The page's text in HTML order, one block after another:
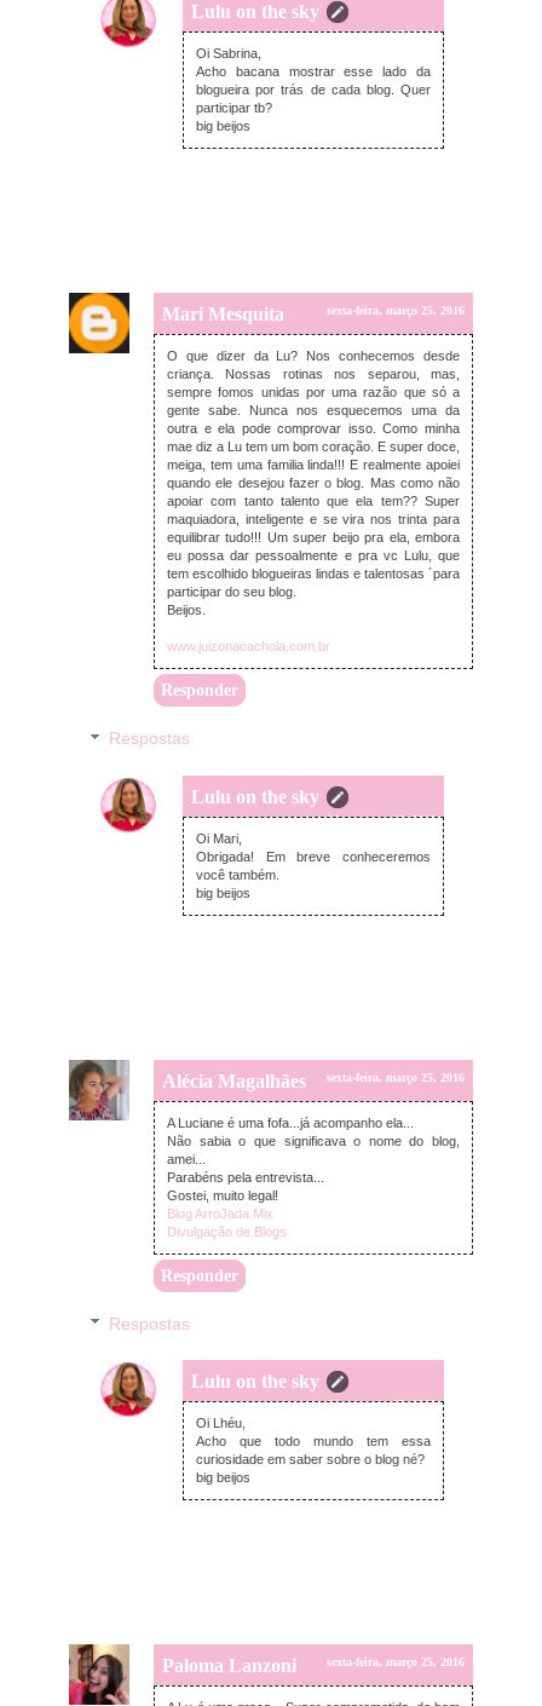
Lulu on the sky
sexta-feira, março 25, 2016
Oi Sabrina,
Acho bacana mostrar esse lado da
blogueira por trás de cada blog. Quer
participar tb?
big beijos
Mari Mesquita sexta-feira, março 25, 2016
O que dizer da Lu? Nos conhecemos desde
criança. Nossas rotinas nos separou, mas,
sempre fomos unidas por uma razão que só a
gente sabe. Nunca nos esquecemos uma da
outra e ela pode comprovar isso. Como minha
mae diz a Lu tem um bom coração. E super doce,
meiga, tem uma familia linda!!! E realmente apoiei
quando ele desejou fazer o blog. Mas como não
apoiar com tanto talento que ela tem?? Super
maquiadora, inteligente e se vira nos trinta para
equilibrar tudo!!! Um super beijo pra ela, embora
eu possa dar pessoalmente e pra vc Lulu, que
tem escolhido blogueiras lindas e talentosas ´para
participar do seu blog.
Beijos.
www.juizonacachola.com.br
Responder
Respostas
Lulu on the sky
sexta-feira, março 25, 2016
Oi Mari,
Obrigada! Em breve conheceremos
você também.
big beijos
Alécia Magalhães sexta-feira, março 25, 2016
A Luciane é uma fofa...já acompanho ela...
Não sabia o que significava o nome do blog,
amei...
Parabéns pela entrevista...
Gostei, muito legal!
Blog ArroJada Mix
Divulgação de Blogs
Responder
Respostas
Lulu on the sky
sexta-feira, março 25, 2016
Oi Lhéu,
Acho que todo mundo tem essa
curiosidade em saber sobre o blog né?
big beijos
Paloma Lanzoni sexta-feira, março 25, 2016